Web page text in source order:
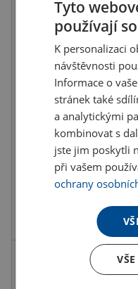
Na skladě 74 ks -
U partnera 17755 ks
Doručení
Osobní odběr
Možnosti potisku
Tyto
používají
K personalizaci
návštěvnosti
Informace o
stránek také
a analytickými
kombinovat s
jste jim poskytli
při vašem
ochrany